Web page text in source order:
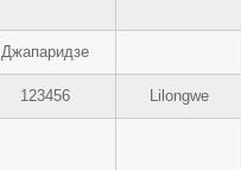
Джапаридзе
123456 Lilongwe